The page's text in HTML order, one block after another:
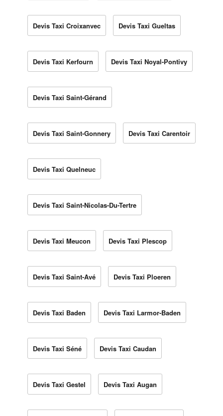
Devis Taxi Croixanvec Devis Taxi Gueltas
Devis Taxi Kerfourn Devis Taxi Noyal-Pontivy
Devis Taxi Saint-Gérand
Devis Taxi Saint-Gonnery Devis Taxi Carentoir
Devis Taxi Quelneuc
Devis Taxi Saint-Nicolas-Du-Tertre
Devis Taxi Meucon Devis Taxi Plescop
Devis Taxi Saint-Avé Devis Taxi Ploeren
Devis Taxi Baden Devis Taxi Larmor-Baden
Devis Taxi Séné Devis Taxi Caudan
Devis Taxi Gestel Devis Taxi Augan